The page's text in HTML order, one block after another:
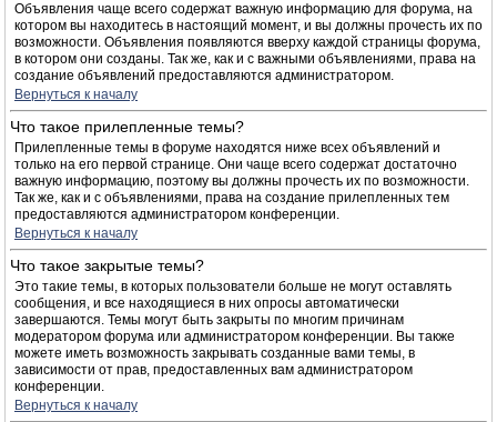
Объявления чаще всего содержат важную информацию для форума, на
котором вы находитесь в настоящий момент, и вы должны прочесть их по
возможности. Объявления появляются вверху каждой страницы форума,
в котором они созданы. Так же, как и с важными объявлениями, права на
создание объявлений предоставляются администратором.
Вернуться к началу
Что такое прилепленные темы?
Прилепленные темы в форуме находятся ниже всех объявлений и
только на его первой странице. Они чаще всего содержат достаточно
важную информацию, поэтому вы должны прочесть их по возможности.
Так же, как и с объявлениями, права на создание прилепленных тем
предоставляются администратором конференции.
Вернуться к началу
Что такое закрытые темы?
Это такие темы, в которых пользователи больше не могут оставлять
сообщения, и все находящиеся в них опросы автоматически
завершаются. Темы могут быть закрыты по многим причинам
модератором форума или администратором конференции. Вы также
можете иметь возможность закрывать созданные вами темы, в
зависимости от прав, предоставленных вам администратором
конференции.
Вернуться к началу